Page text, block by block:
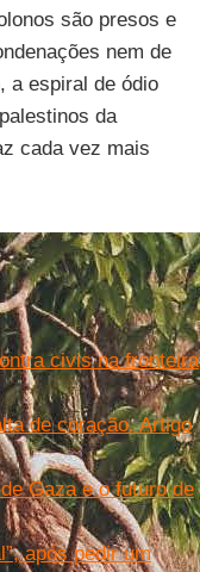
são presos e
nem de
a espiral de ódio
da
cada vez mais
civis na fronteira
de coração. Artigo
Gaza e o futuro de
após pedir um